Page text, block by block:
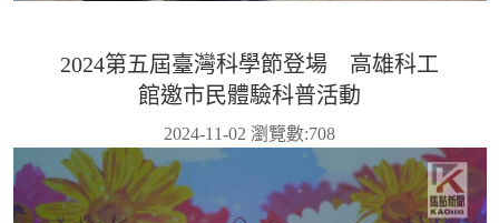
2024第五屆臺灣科學節登場 高雄科工
館邀市民體驗科普活動
2024-11-02 瀏覽數:708